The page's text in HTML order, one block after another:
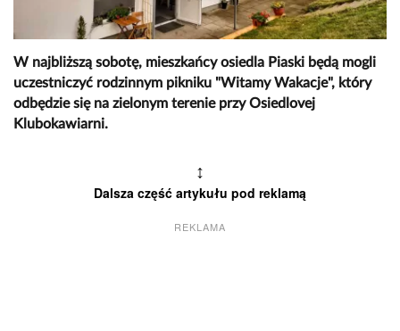
W najbliższą sobotę, mieszkańcy osiedla Piaski będą mogli
uczestniczyć rodzinnym pikniku "Witamy Wakacje", który
odbędzie się na zielonym terenie przy Osiedlovej
Klubokawiarni.
↕
Dalsza część artykułu pod reklamą
REKLAMA